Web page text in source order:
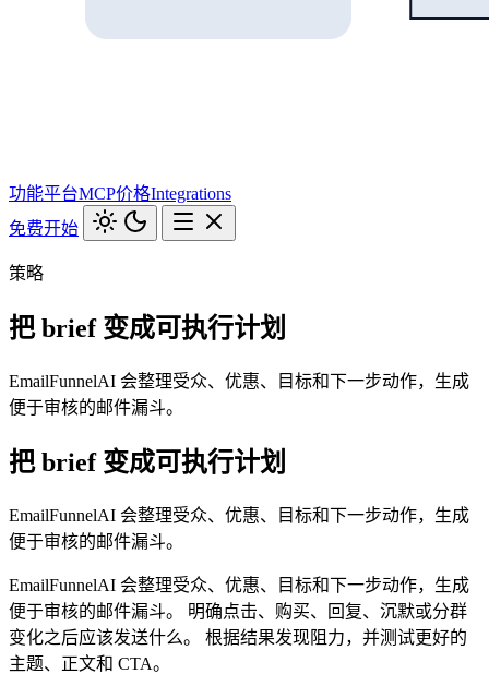
功能平台MCP价格Integrations
免费开始
策略
把 brief 变成可执行计划
EmailFunnelAI 会整理受众、优惠、目标和下一步动作，生成
便于审核的邮件漏斗。
把 brief 变成可执行计划
EmailFunnelAI 会整理受众、优惠、目标和下一步动作，生成
便于审核的邮件漏斗。
EmailFunnelAI 会整理受众、优惠、目标和下一步动作，生成
便于审核的邮件漏斗。 明确点击、购买、回复、沉默或分群
变化之后应该发送什么。 根据结果发现阻力，并测试更好的
主题、正文和 CTA。